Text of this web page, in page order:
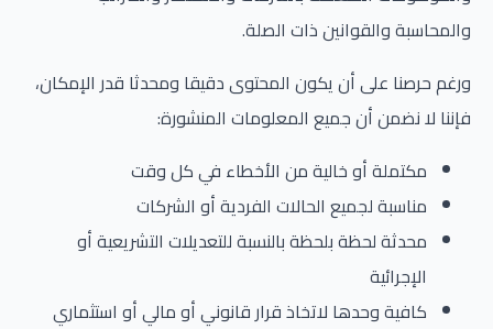
والمحاسبة والقوانين ذات الصلة.
ورغم حرصنا على أن يكون المحتوى دقيقا ومحدثا قدر الإمكان،
فإننا لا نضمن أن جميع المعلومات المنشورة:
مكتملة أو خالية من الأخطاء في كل وقت
مناسبة لجميع الحالات الفردية أو الشركات
محدثة لحظة بلحظة بالنسبة للتعديلات التشريعية أو
الإجرائية
كافية وحدها لاتخاذ قرار قانوني أو مالي أو استثماري